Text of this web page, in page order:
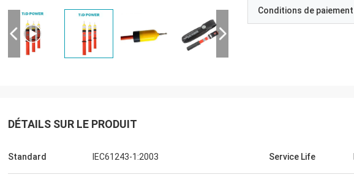
Conditions de paiement
DÉTAILS SUR LE PRODUIT
Standard IEC61243-1:2003 Service Life